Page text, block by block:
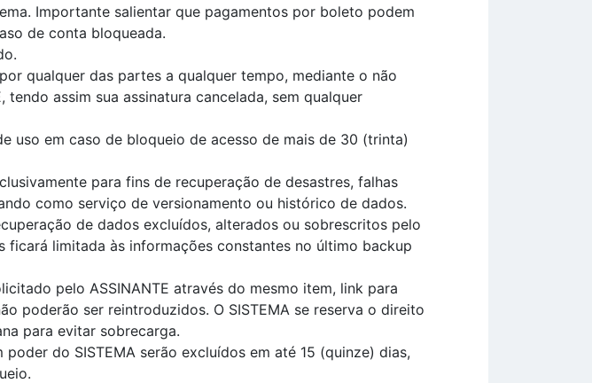
Importante salientar que pagamentos por boleto podem
de conta bloqueada.
qualquer das partes a qualquer tempo, mediante o não
assim sua assinatura cancelada, sem qualquer
uso em caso de bloqueio de acesso de mais de 30 (trinta)
para fins de recuperação de desastres, falhas
como serviço de versionamento ou histórico de dados.
de dados excluídos, alterados ou sobrescritos pelo
ficará limitada às informações constantes no último backup
pelo ASSINANTE através do mesmo item, link para
poderão ser reintroduzidos. O SISTEMA se reserva o direito
para evitar sobrecarga.
do SISTEMA serão excluídos em até 15 (quinze) dias,